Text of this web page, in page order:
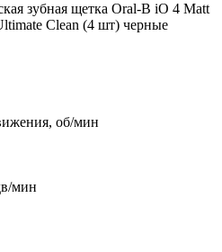
зубная щетка Oral-B iO 4 Matt
Clean (4 шт) черные
об/мин
мин